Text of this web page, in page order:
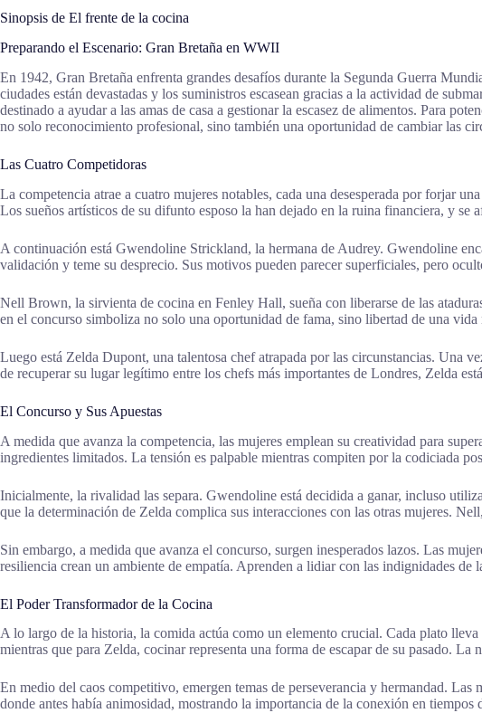
Sinopsis de El frente de la cocina
Preparando el Escenario: Gran Bretaña en WWII
En 1942, Gran Bretaña enfrenta grandes desafíos durante la Segunda Guerra
ciudades están devastadas y los suministros escasean gracias a la actividad de
destinado a ayudar a las amas de casa a gestionar la escasez de alimentos. Para
no solo reconocimiento profesional, sino también una oportunidad de cambiar las
Las Cuatro Competidoras
La competencia atrae a cuatro mujeres notables, cada una desesperada por forjar
Los sueños artísticos de su difunto esposo la han dejado en la ruina financiera, y se
A continuación está Gwendoline Strickland, la hermana de Audrey. Gwendoline
validación y teme su desprecio. Sus motivos pueden parecer superficiales, pero
Nell Brown, la sirvienta de cocina en Fenley Hall, sueña con liberarse de las
en el concurso simboliza no solo una oportunidad de fama, sino libertad de una vida
Luego está Zelda Dupont, una talentosa chef atrapada por las circunstancias. Una
de recuperar su lugar legítimo entre los chefs más importantes de Londres, Zelda
El Concurso y Sus Apuestas
A medida que avanza la competencia, las mujeres emplean su creatividad para
ingredientes limitados. La tensión es palpable mientras compiten por la codiciada
Inicialmente, la rivalidad las separa. Gwendoline está decidida a ganar, incluso
que la determinación de Zelda complica sus interacciones con las otras mujeres.
Sin embargo, a medida que avanza el concurso, surgen inesperados lazos. Las
resiliencia crean un ambiente de empatía. Aprenden a lidiar con las indignidades
El Poder Transformador de la Cocina
A lo largo de la historia, la comida actúa como un elemento crucial. Cada plato
mientras que para Zelda, cocinar representa una forma de escapar de su pasado.
En medio del caos competitivo, emergen temas de perseverancia y hermandad.
donde antes había animosidad, mostrando la importancia de la conexión en tiempos